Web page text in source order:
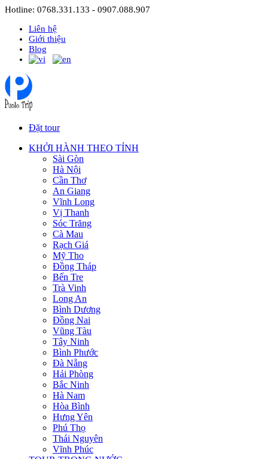
Hotline: 0768.331.133 - 0907.088.907
Liên hệ
Giới thiệu
Blog
Đặt tour
KHỞI HÀNH THEO TỈNH
Sài Gòn
Hà Nội
Cần Thơ
An Giang
Vĩnh Long
Vị Thanh
Sóc Trăng
Cà Mau
Rạch Giá
Mỹ Tho
Đồng Tháp
Bến Tre
Trà Vinh
Long An
Bình Dương
Đồng Nai
Vũng Tàu
Tây Ninh
Bình Phước
Đà Nẵng
Hải Phòng
Bắc Ninh
Hà Nam
Hòa Bình
Hưng Yên
Phú Thọ
Thái Nguyên
Vĩnh Phúc